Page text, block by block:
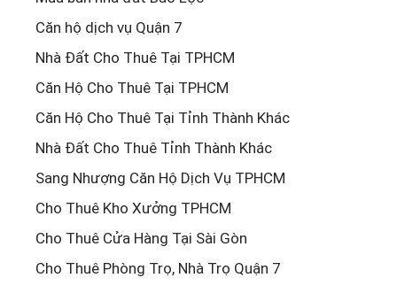
Căn hộ dịch vụ Quận 7
Nhà Đất Cho Thuê Tại TPHCM
Căn Hộ Cho Thuê Tại TPHCM
Căn Hộ Cho Thuê Tại Tỉnh Thành Khác
Nhà Đất Cho Thuê Tỉnh Thành Khác
Sang Nhượng Căn Hộ Dịch Vụ TPHCM
Cho Thuê Kho Xưởng TPHCM
Cho Thuê Cửa Hàng Tại Sài Gòn
Cho Thuê Phòng Trọ, Nhà Trọ Quận 7